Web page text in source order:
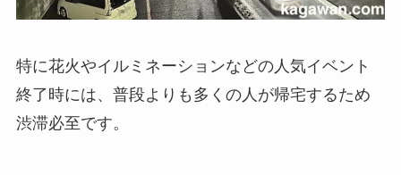
特に花火やイルミネーションなどの人気イベント
終了時には、普段よりも多くの人が帰宅するため
渋滞必至です。